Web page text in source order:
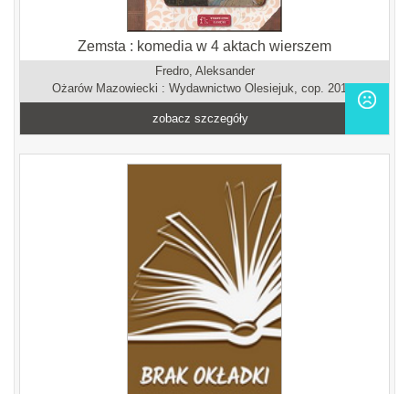
Zemsta : komedia w 4 aktach wierszem
Fredro, Aleksander
Ożarów Mazowiecki : Wydawnictwo Olesiejuk, cop. 2012.
zobacz szczegóły